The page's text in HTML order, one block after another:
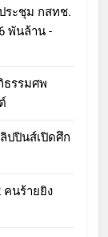
ระชุม กสทช.
พันล้าน -
ธรรมศพ
ปปินส์เปิดศึก
นร้ายยิง